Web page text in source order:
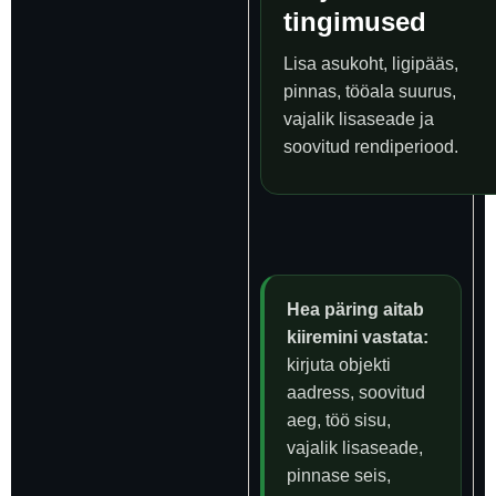
tingimused
Lisa asukoht, ligipääs,
pinnas, tööala suurus,
vajalik lisaseade ja
soovitud rendiperiood.
Hea päring aitab
kiiremini vastata:
kirjuta objekti
aadress, soovitud
aeg, töö sisu,
vajalik lisaseade,
pinnase seis,